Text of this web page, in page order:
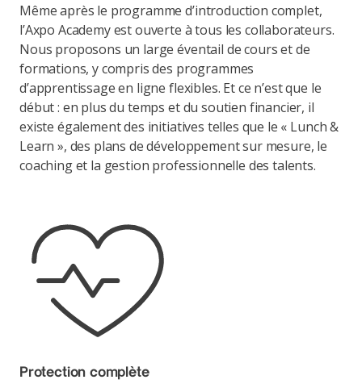
Même après le programme d’introduction complet,
l’Axpo Academy est ouverte à tous les collaborateurs.
Nous proposons un large éventail de cours et de
formations, y compris des programmes
d’apprentissage en ligne flexibles. Et ce n’est que le
début : en plus du temps et du soutien financier, il
existe également des initiatives telles que le « Lunch &
Learn », des plans de développement sur mesure, le
coaching et la gestion professionnelle des talents.
Protection complète